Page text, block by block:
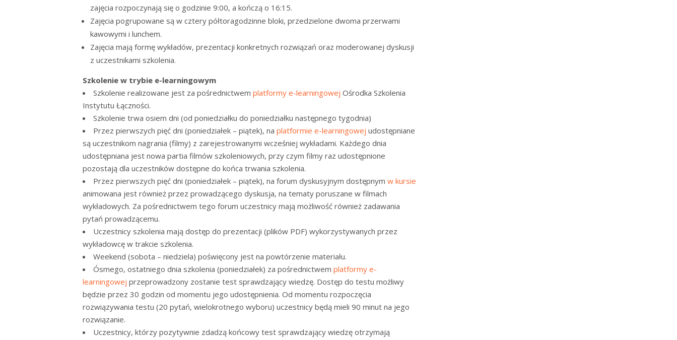
zajęcia rozpoczynają się o godzinie 9:00, a kończą o 16:15.
Zajęcia pogrupowane są w cztery półtoragodzinne bloki, przedzielone dwoma przerwami
kawowymi i lunchem.
Zajęcia mają formę wykładów, prezentacji konkretnych rozwiązań oraz moderowanej dyskusji
z uczestnikami szkolenia.
Szkolenie w trybie e-learningowym
Szkolenie realizowane jest za pośrednictwemplatformy e-learningowej Ośrodka Szkolenia
Instytutu Łączności.
Szkolenie trwa osiem dni (od poniedziałku do poniedziałku następnego tygodnia)
Przez pierwszych pięć dni (poniedziałek – piątek), naplatformie e-learningowej udostępniane
są uczestnikom nagrania (filmy) z zarejestrowanymi wcześniej wykładami. Każdego dnia
udostępniana jest nowa partia filmów szkoleniowych, przy czym filmy raz udostępnione
pozostają dla uczestników dostępne do końca trwania szkolenia.
Przez pierwszych pięć dni (poniedziałek – piątek), na forum dyskusyjnym dostępnymw kursie
animowana jest również przez prowadzącego dyskusja, na tematy poruszane w filmach
wykładowych. Za pośrednictwem tego forum uczestnicy mają możliwość również zadawania
pytań prowadzącemu.
Uczestnicy szkolenia mają dostęp do prezentacji (plików PDF) wykorzystywanych przez
wykładowcę w trakcie szkolenia.
Weekend (sobota – niedziela) poświęcony jest na powtórzenie materiału.
Ósmego, ostatniego dnia szkolenia (poniedziałek) za pośrednictwemplatformy e-
learningowej przeprowadzony zostanie test sprawdzający wiedzę. Dostęp do testu możliwy
będzie przez 30 godzin od momentu jego udostępnienia. Od momentu rozpoczęcia
rozwiązywania testu (20 pytań, wielokrotnego wyboru) uczestnicy będą mieli 90 minut na jego
rozwiązanie.
Uczestnicy, którzy pozytywnie zdadzą końcowy test sprawdzający wiedzę otrzymają